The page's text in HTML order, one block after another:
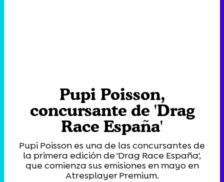
Pupi Poisson,
concursante de 'Drag
Race España'
Pupi Poisson es una de las concursantes de
la primera edición de 'Drag Race España',
que comienza sus emisiones en mayo en
Atresplayer Premium.